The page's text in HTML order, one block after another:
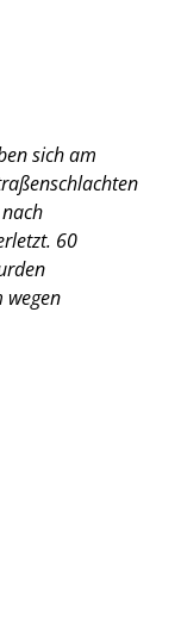
sich am
60
wegen